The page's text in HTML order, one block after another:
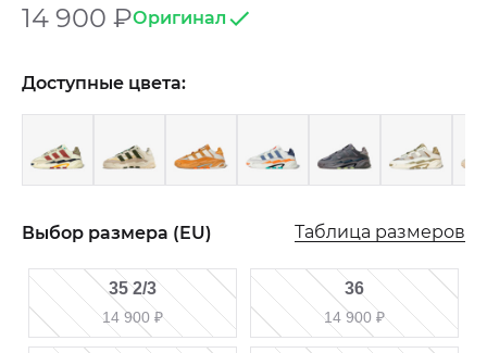
14 900 ₽Оригинал
Доступные цвета:
Выбор размера (EU) Таблица размеров
35 2/3
14 900 ₽
36
14 900 ₽